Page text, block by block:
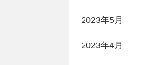
2023年5月
2023年4月